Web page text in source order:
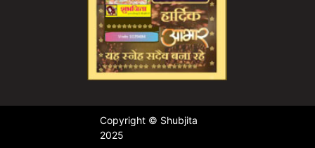
Copyright © Shubjita
2025